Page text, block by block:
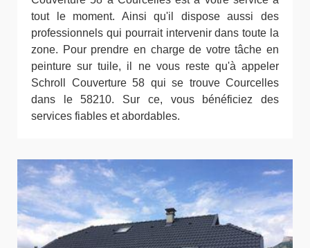
tout le moment. Ainsi qu'il dispose aussi des
professionnels qui pourrait intervenir dans toute la
zone. Pour prendre en charge de votre tâche en
peinture sur tuile, il ne vous reste qu'à appeler
Schroll Couverture 58 qui se trouve Courcelles
dans le 58210. Sur ce, vous bénéficiez des
services fiables et abordables.